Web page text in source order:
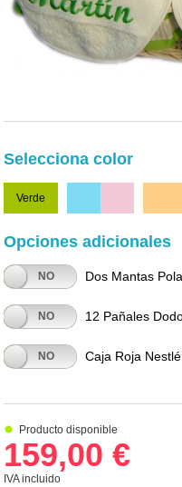
Selecciona color
Verde
Opciones adicionales
NO Dos Mantas
NO 12 Pañales
NO Caja Roja
Producto disponible
159,00 €
IVA incluido